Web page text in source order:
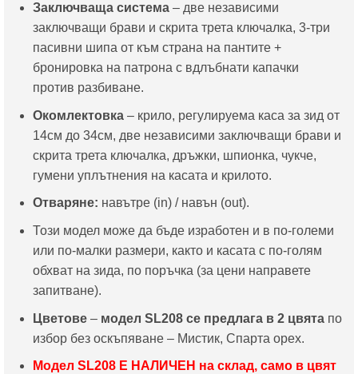
Заключваща система– две независими
заключващи брави и скрита трета ключалка, 3-три
пасивни шипа от към страна на пантите +
бронировка на патрона с вдлъбнати капачки
против разбиване.
Окомлектовка– крило, регулируема каса за зид от
14см до 34см, две независими заключващи брави и
скрита трета ключалка, дръжки, шпионка, чукче,
гумени уплътнения на касата и крилото.
Отваряне: навътре (in) / навън (out).
Този модел може да бъде изработен и в по-големи
или по-малки размери, както и касата с по-голям
обхват на зида, по поръчка (за цени направете
запитване).
Цветове– модел SL208 се предлага в 2 цвятапо
избор без оскъпяване – Мистик, Спарта орех.
Модел SL208 Е НАЛИЧЕН на склад, само в цвят